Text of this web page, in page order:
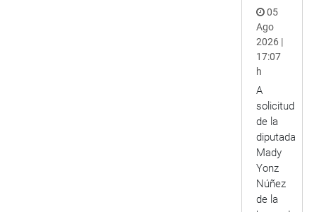
05
Ago
2026 |
17:07
h
A
solicitud
de la
diputada
Mady
Yonz
Núñez
de la